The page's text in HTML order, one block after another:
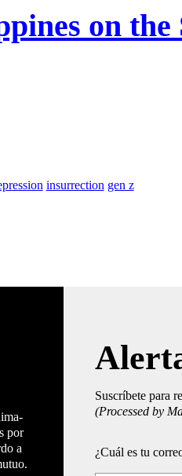
on the
insurrection gen z
por
a
Suscríbete para
(Processed by
¿Cuál es tu